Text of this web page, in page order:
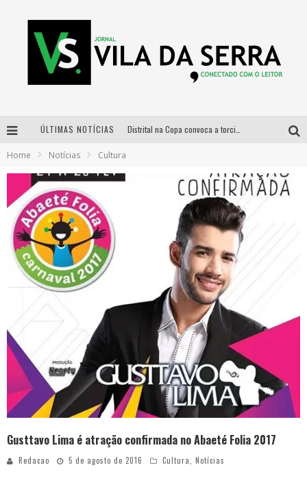
ÚLTIMAS NOTÍCIAS
Cidade Junina se consolida como vitrine estratégica para grandes marcas e se despede com Xand Avião e Mari Fernandez
Designer mineira lança jogo educativo sobre coleta seletiva na maior feira de jogos de tabuleiro da América Latina
Home Notícias Cultura
Gusttavo Lima é atração confirmada no Abaeté Folia 2017
Redacao 5 de agosto de 2016 Cultura Notícias